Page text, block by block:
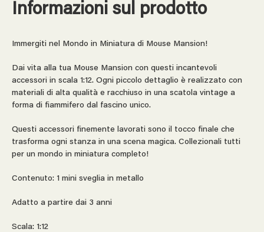
Informazioni sul prodotto
Immergiti nel Mondo in Miniatura di Mouse Mansion!
Dai vita alla tua Mouse Mansion con questi incantevoli
accessori in scala 1:12. Ogni piccolo dettaglio è realizzato con
materiali di alta qualità e racchiuso in una scatola vintage a
forma di fiammifero dal fascino unico.
Questi accessori finemente lavorati sono il tocco finale che
trasforma ogni stanza in una scena magica. Collezionali tutti
per un mondo in miniatura completo!
Contenuto: 1 mini sveglia in metallo
Adatto a partire dai 3 anni
Scala: 1:12